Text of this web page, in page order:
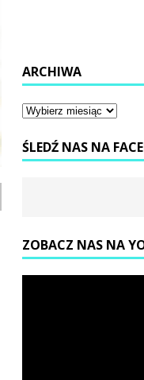
ARCHIWA
ŚLEDŹ NAS NA
ZOBACZ NAS NA